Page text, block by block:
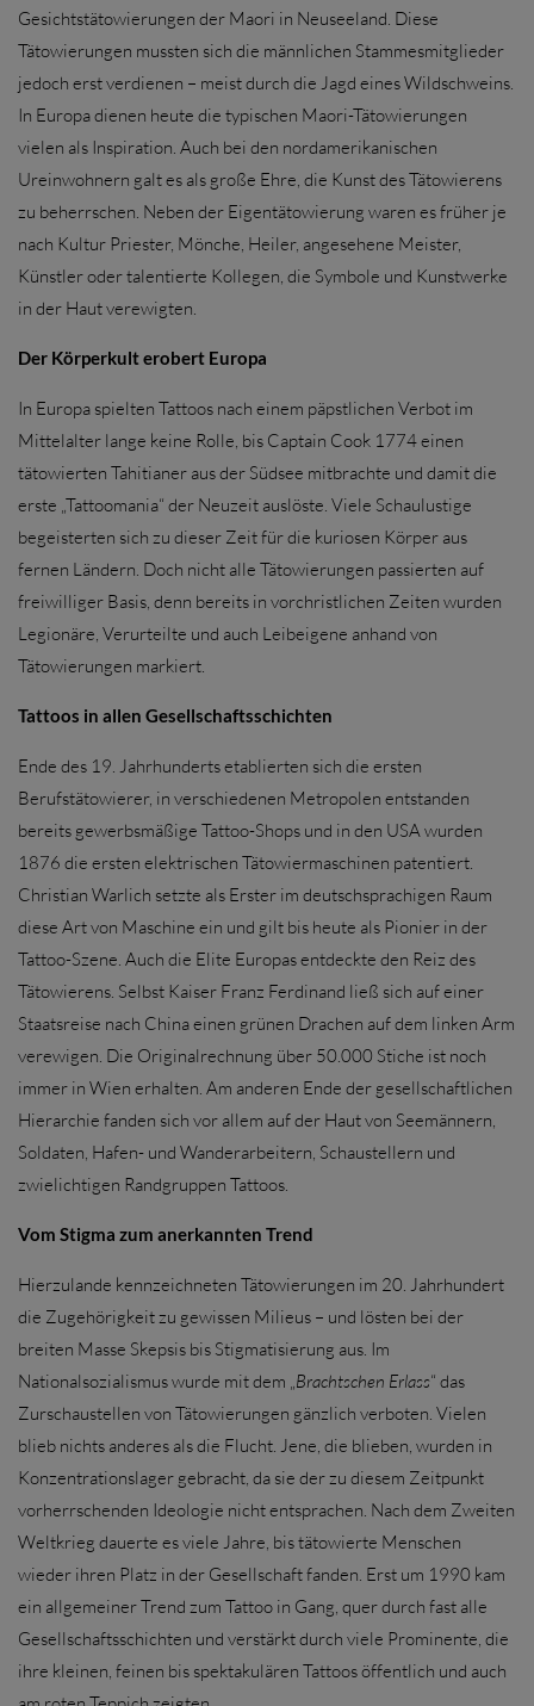
Gesichtstätowierungen der Maori in Neuseeland. Diese
Tätowierungen mussten sich die männlichen Stammesmitglieder
jedoch erst verdienen – meist durch die Jagd eines Wildschweins.
In Europa dienen heute die typischen Maori-Tätowierungen
vielen als Inspiration. Auch bei den nordamerikanischen
Ureinwohnern galt es als große Ehre, die Kunst des Tätowierens
zu beherrschen. Neben der Eigentätowierung waren es früher je
nach Kultur Priester, Mönche, Heiler, angesehene Meister,
Künstler oder talentierte Kollegen, die Symbole und Kunstwerke
in der Haut verewigten.
Der Körperkult erobert Europa
In Europa spielten Tattoos nach einem päpstlichen Verbot im
Mittelalter lange keine Rolle, bis Captain Cook 1774 einen
tätowierten Tahitianer aus der Südsee mitbrachte und damit die
erste „Tattoomania“ der Neuzeit auslöste. Viele Schaulustige
begeisterten sich zu dieser Zeit für die kuriosen Körper aus
fernen Ländern. Doch nicht alle Tätowierungen passierten auf
freiwilliger Basis, denn bereits in vorchristlichen Zeiten wurden
Legionäre, Verurteilte und auch Leibeigene anhand von
Tätowierungen markiert.
Tattoos in allen Gesellschaftsschichten
Ende des 19. Jahrhunderts etablierten sich die ersten
Berufstätowierer, in verschiedenen Metropolen entstanden
bereits gewerbsmäßige Tattoo-Shops und in den USA wurden
1876 die ersten elektrischen Tätowiermaschinen patentiert.
Christian Warlich setzte als Erster im deutschsprachigen Raum
diese Art von Maschine ein und gilt bis heute als Pionier in der
Tattoo-Szene. Auch die Elite Europas entdeckte den Reiz des
Tätowierens. Selbst Kaiser Franz Ferdinand ließ sich auf einer
Staatsreise nach China einen grünen Drachen auf dem linken Arm
verewigen. Die Originalrechnung über 50.000 Stiche ist noch
immer in Wien erhalten. Am anderen Ende der gesellschaftlichen
Hierarchie fanden sich vor allem auf der Haut von Seemännern,
Soldaten, Hafen- und Wanderarbeitern, Schaustellern und
zwielichtigen Randgruppen Tattoos.
Vom Stigma zum anerkannten Trend
Hierzulande kennzeichneten Tätowierungen im 20. Jahrhundert
die Zugehörigkeit zu gewissen Milieus – und lösten bei der
breiten Masse Skepsis bis Stigmatisierung aus. Im
Nationalsozialismus wurde mit dem „Brachtschen Erlass“ das
Zurschaustellen von Tätowierungen gänzlich verboten. Vielen
blieb nichts anderes als die Flucht. Jene, die blieben, wurden in
Konzentrationslager gebracht, da sie der zu diesem Zeitpunkt
vorherrschenden Ideologie nicht entsprachen. Nach dem Zweiten
Weltkrieg dauerte es viele Jahre, bis tätowierte Menschen
wieder ihren Platz in der Gesellschaft fanden. Erst um 1990 kam
ein allgemeiner Trend zum Tattoo in Gang, quer durch fast alle
Gesellschaftsschichten und verstärkt durch viele Prominente, die
ihre kleinen, feinen bis spektakulären Tattoos öffentlich und auch